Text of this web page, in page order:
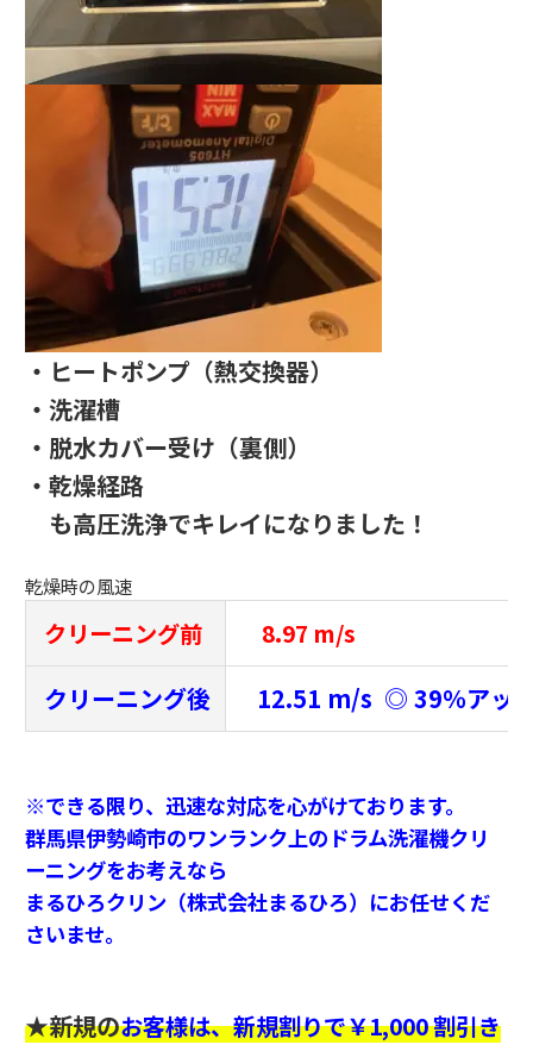
・ヒートポンプ（熱交換器）
・洗濯槽
・脱水カバー受け（裏側）
・乾燥経路
も高圧洗浄でキレイになりました！
乾燥時の風速
クリーニング前 8.97 m/s
クリーニング後 12.51 m/s ◎ 39％アッ
※できる限り、迅速な対応を心がけております。
群馬県伊勢崎市のワンランク上のドラム洗濯機クリ
ーニングをお考えなら
まるひろクリン（株式会社まるひろ）にお任せくだ
さいませ。
★新規のお客様は、新規割りで￥1,000 割引き